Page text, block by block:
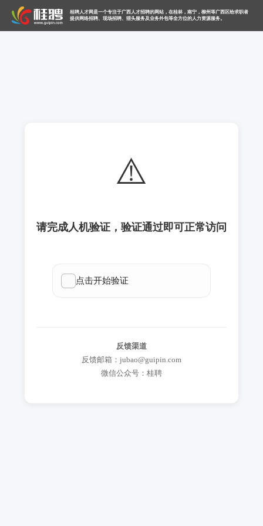
桂聘人才网是一个专注于广西人才招聘的网站，在桂林，南宁，柳州等广西区给求职者
提供网络招聘、现场招聘、猎头服务及业务外包等全方位的人力资源服务。
⚠️
请完成人机验证，验证通过即可正常访问
反馈渠道
反馈邮箱：jubao@guipin.com
微信公众号：桂聘